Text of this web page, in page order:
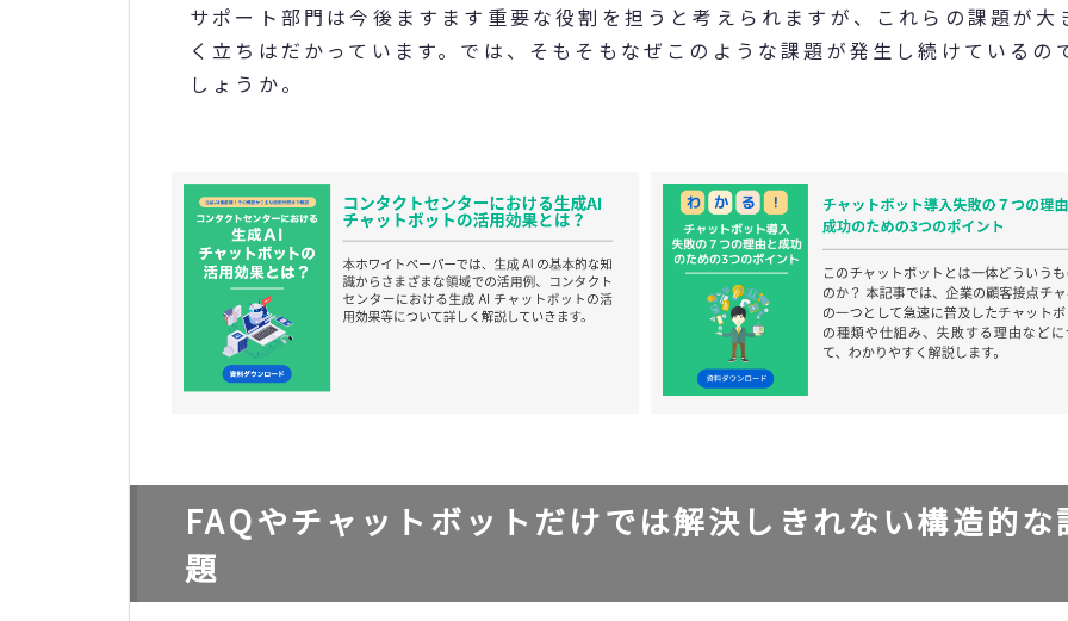
サポート部門は今後ますます重要な役割を担うと考えられますが、これらの課題が大
く立ちはだかっています。では、そもそもなぜこのような課題が発生し続けているの
しょうか。
FAQやチャットボットだけでは解決しきれない構造的な
題